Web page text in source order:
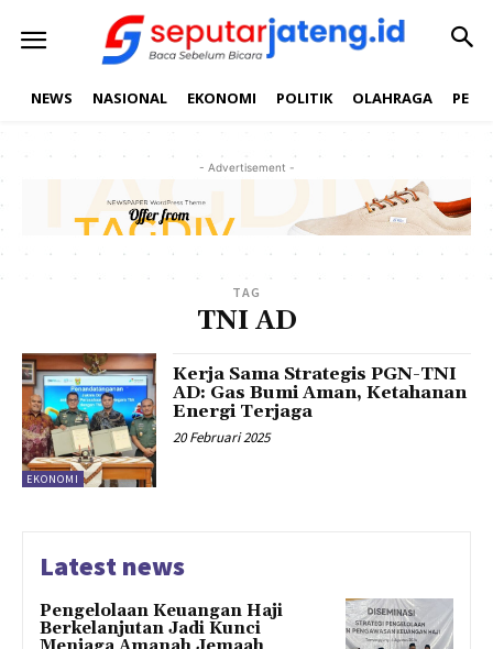
NEWS NASIONAL EKONOMI POLITIK OLAHRAGA
- Advertisement -
TAG
TNI AD
EKONOMI
Kerja Sama Strategis PGN-TNI
AD: Gas Bumi Aman, Ketahanan
Energi Terjaga
20 Februari 2025
Latest news
Pengelolaan Keuangan Haji
Berkelanjutan Jadi Kunci